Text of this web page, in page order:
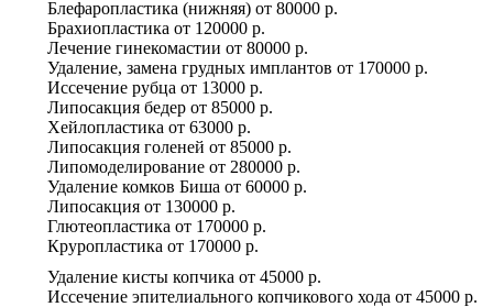
Блефаропластика (нижняя) от 80000 р.
Брахиопластика от 120000 р.
Лечение гинекомастии от 80000 р.
Удаление, замена грудных имплантов от 170000 р.
Иссечение рубца от 13000 р.
Липосакция бедер от 85000 р.
Хейлопластика от 63000 р.
Липосакция голеней от 85000 р.
Липомоделирование от 280000 р.
Удаление комков Биша от 60000 р.
Липосакция от 130000 р.
Глютеопластика от 170000 р.
Круропластика от 170000 р.
Удаление кисты копчика от 45000 р.
Иссечение эпителиального копчикового хода от 45000 р.